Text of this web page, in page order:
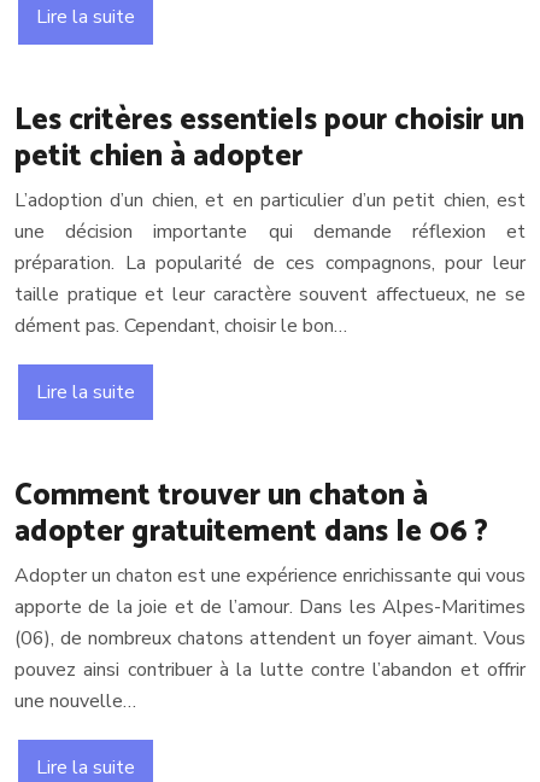
Lire la suite
Les critères essentiels pour choisir un
petit chien à adopter
L’adoption d’un chien, et en particulier d’un petit chien, est
une décision importante qui demande réflexion et
préparation. La popularité de ces compagnons, pour leur
taille pratique et leur caractère souvent affectueux, ne se
dément pas. Cependant, choisir le bon…
Lire la suite
Comment trouver un chaton à
adopter gratuitement dans le 06 ?
Adopter un chaton est une expérience enrichissante qui vous
apporte de la joie et de l’amour. Dans les Alpes-Maritimes
(06), de nombreux chatons attendent un foyer aimant. Vous
pouvez ainsi contribuer à la lutte contre l’abandon et offrir
une nouvelle…
Lire la suite